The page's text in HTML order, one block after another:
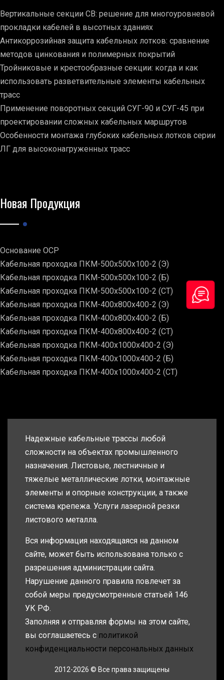
Вертикальные секции СВ: решение для многоуровневой
прокладки кабелей в высотных зданиях
Антикоррозийная защита кабельных лотков: сравнение
методов цинкования и полимерных покрытий
Тройниковые и крестообразные секции: когда и как
использовать разветвительные элементы кабельных
трасс
Применение поворотных секций СУГ-90 и СУГ-45 при
проектировании сложных кабельных маршрутов
Особенности монтажа глубоких кабельных лотков серии
ЛГ для высоконагруженных трасс
Новая Продукция
Основание ОСР
Кабельная проходка ПКМ-500х500х100-2 (Э)
Кабельная проходка ПКМ-500х500х100-2 (Б)
Кабельная проходка ПКМ-500х500х100-2 (СТ)
Кабельная проходка ПКМ-400х800х400-2 (Э)
Кабельная проходка ПКМ-400х800х400-2 (Б)
Кабельная проходка ПКМ-400х800х400-2 (СТ)
Кабельная проходка ПКМ-400х1000х400-2 (Э)
Кабельная проходка ПКМ-400х1000х400-2 (Б)
Кабельная проходка ПКМ-400х1000х400-2 (СТ)
Надежные кабельные трассы любой
сложности на объектах промышленного
назначения. Листовые, лестничные и
тяжелые металлические лотки, монтажные
элементы и опорные конструкции, а также
система крепежа. Услуги лазерной резки
листового металла.
Вся информация находящаяся на данном
сайте, может быть использована только с
разрешения администрации сайта.
Нарушение данного правила повлечет за
собой меры предусмотренные статьей 146
УК РФ.
Заполняя и отправляя формы на этом сайте,
вы соглашаетесь с политикой
конфиденциальности персональных данных
2012-2026 © Все права защищены